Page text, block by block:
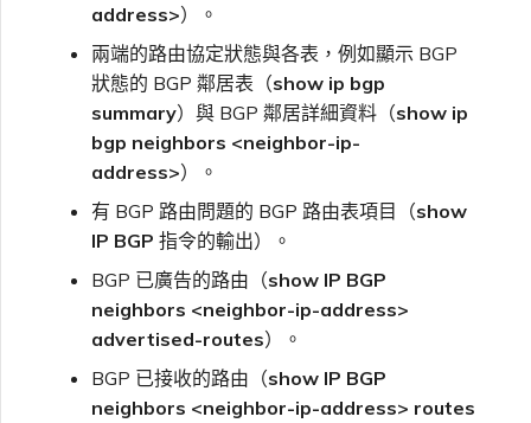
address>）。
兩端的路由協定狀態與各表，例如顯示 BGP
狀態的 BGP 鄰居表（show ip bgp
summary）與 BGP 鄰居詳細資料（show ip
bgp neighbors <neighbor-ip-
address>）。
有 BGP 路由問題的 BGP 路由表項目（show
IP BGP 指令的輸出）。
BGP 已廣告的路由（show IP BGP
neighbors <neighbor-ip-address>
advertised-routes）。
BGP 已接收的路由（show IP BGP
neighbors <neighbor-ip-address> routes